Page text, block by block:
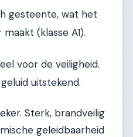
gesteente, wat het
(klasse A1).
voor de veiligheid.
uitstekend.
Sterk, brandveilig
geleidbaarheid